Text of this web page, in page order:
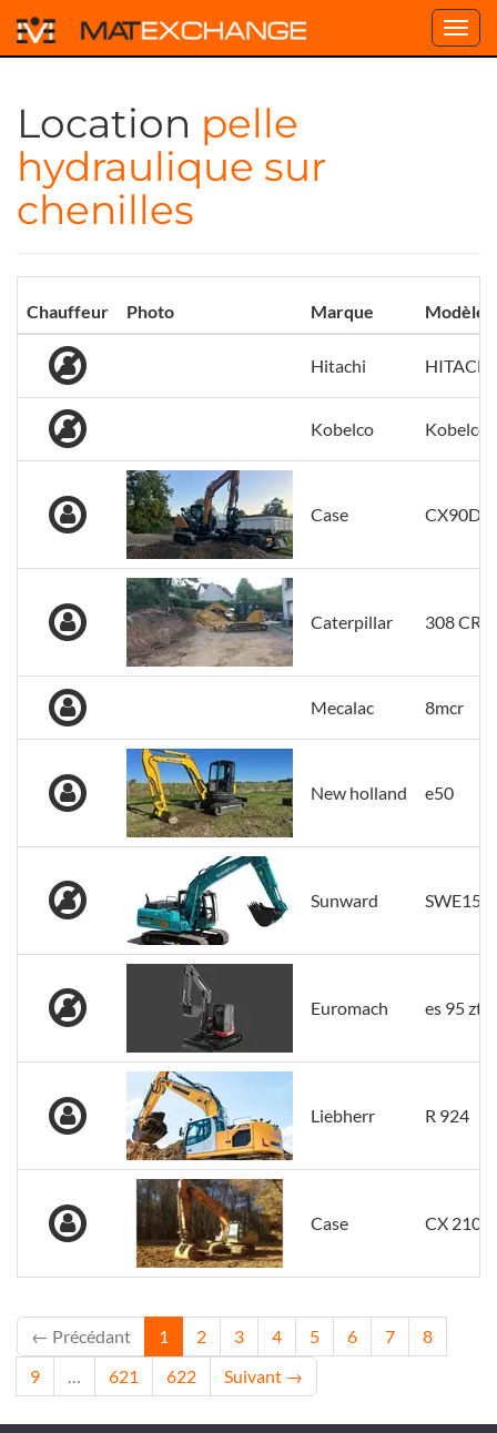
Location pelle
hydraulique sur
chenilles
Chauffeur Photo Marque Modèle
Hitachi
Kobelco Kobelco
Case CX90D
Caterpillar 308 CR
Mecalac 8mcr
New holland e50
Sunward
Euromach es 95 zt
Liebherr R 924
Case CX 210 B
← Précédant 1 2 3 4 5 6 7
8
9
… 621 622 Suivant →